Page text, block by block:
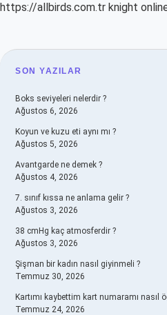
https://allbirds.com.tr knight
SIDEBAR
SON YAZILAR
Boks seviyeleri nelerdir ?
Ağustos 6, 2026
Koyun ve kuzu eti aynı mı ?
Ağustos 5, 2026
Avantgarde ne demek ?
Ağustos 4, 2026
7. sınıf kıssa ne anlama gelir ?
Ağustos 3, 2026
38 cmHg kaç atmosferdir ?
Ağustos 3, 2026
Şişman bir kadın nasıl giyinmeli ?
Temmuz 30, 2026
Kartımı kaybettim kart numaramı nasıl
Temmuz 24, 2026